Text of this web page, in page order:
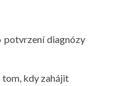
potvrzení diagnózy
tom, kdy zahájit